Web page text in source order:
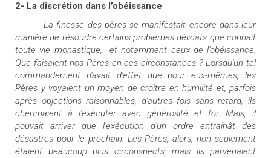
2- La discrétion dans l’obéissance
La finesse des pères se manifestait encore dans leur
manière de résoudre certains problèmes délicats que connaît
toute vie monastique,
et notamment ceux de l'obéissance.
Que faisaient nos Pères en ces circonstances ? Lorsqu'un tel
commandement n'avait d'effet que pour eux-mêmes, les
Pères y voyaient un moyen de croître en humilité et, parfois
après objections raisonnables, d'autres fois sans retard, ils
cherchaient à l'exécuter avec générosité et foi. Mais, il
pouvait arriver que l'exécution d'un ordre entrainât des
désastres pour le prochain. Les Pères, alors, non seulement
étaient beaucoup plus circonspects, mais ils parvenaient